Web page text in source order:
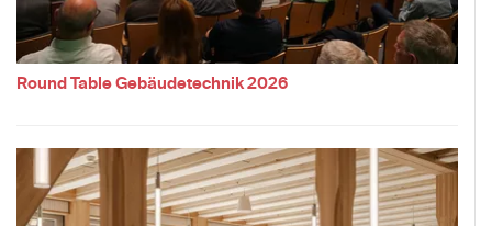
Round Table Gebäudetechnik 2026